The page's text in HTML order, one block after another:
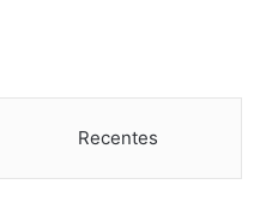
Recentes